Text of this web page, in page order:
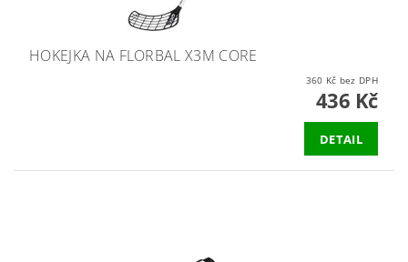
HOKEJKA NA FLORBAL X3M CORE
360 Kč bez DPH
436 Kč
DETAIL